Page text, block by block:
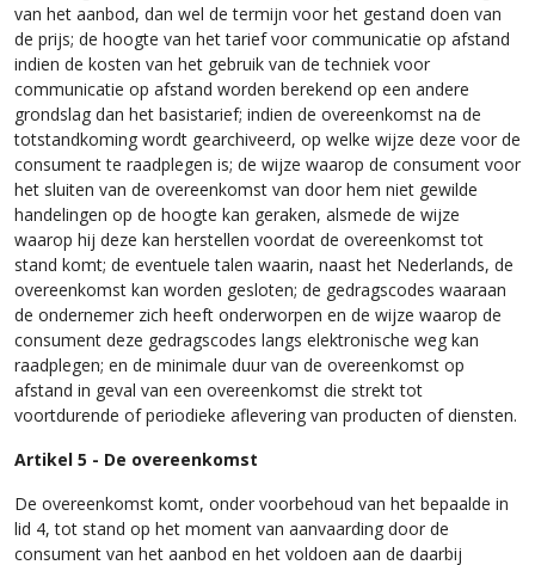
van het aanbod, dan wel de termijn voor het gestand doen van
de prijs; de hoogte van het tarief voor communicatie op afstand
indien de kosten van het gebruik van de techniek voor
communicatie op afstand worden berekend op een andere
grondslag dan het basistarief; indien de overeenkomst na de
totstandkoming wordt gearchiveerd, op welke wijze deze voor de
consument te raadplegen is; de wijze waarop de consument voor
het sluiten van de overeenkomst van door hem niet gewilde
handelingen op de hoogte kan geraken, alsmede de wijze
waarop hij deze kan herstellen voordat de overeenkomst tot
stand komt; de eventuele talen waarin, naast het Nederlands, de
overeenkomst kan worden gesloten; de gedragscodes waaraan
de ondernemer zich heeft onderworpen en de wijze waarop de
consument deze gedragscodes langs elektronische weg kan
raadplegen; en de minimale duur van de overeenkomst op
afstand in geval van een overeenkomst die strekt tot
voortdurende of periodieke aflevering van producten of diensten.
Artikel 5 - De overeenkomst
De overeenkomst komt, onder voorbehoud van het bepaalde in
lid 4, tot stand op het moment van aanvaarding door de
consument van het aanbod en het voldoen aan de daarbij